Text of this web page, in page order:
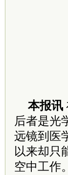
本报讯
后者是光
远镜到医
以来却只
空中工作